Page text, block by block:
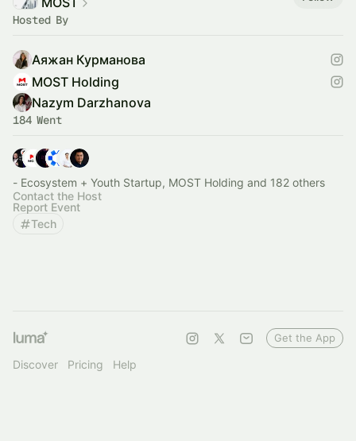
Hosted By
Аяжан Курманова
MOST Holding
Nazym Darzhanova
184 Went
- Ecosystem + Youth Startup, MOST Holding and 182 others
Contact the Host
Report Event
Tech
Discover Pricing Help
Get the App